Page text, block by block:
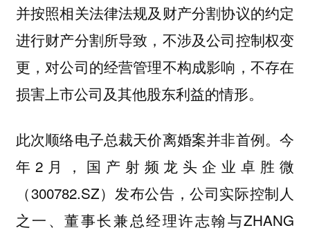
并按照相关法律法规及财产分割协议的约定
进行财产分割所导致，不涉及公司控制权变
更，对公司的经营管理不构成影响，不存在
损害上市公司及其他股东利益的情形。
此次顺络电子总裁天价离婚案并非首例。今
年2月，国产射频龙头企业卓胜微
（300782.SZ）发布公告，公司实际控制人
之一、董事长兼总经理许志翰与ZHANG